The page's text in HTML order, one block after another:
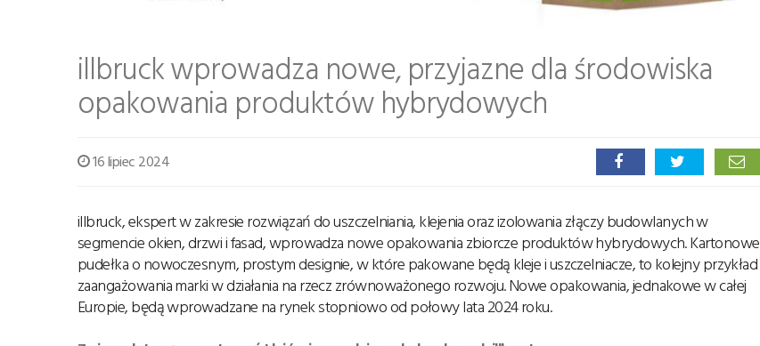
illbruck wprowadza nowe, przyjazne dla środowiska
opakowania produktów hybrydowych
16 lipiec 2024
illbruck, ekspert w zakresie rozwiązań do uszczelniania, klejenia oraz izolowania złączy budowlanych w
segmencie okien, drzwi i fasad, wprowadza nowe opakowania zbiorcze produktów hybrydowych. Kartonowe
pudełka o nowoczesnym, prostym designie, w które pakowane będą kleje i uszczelniacze, to kolejny przykład
zaangażowania marki w działania na rzecz zrównoważonego rozwoju. Nowe opakowania, jednakowe w całej
Europie, będą wprowadzane na rynek stopniowo od połowy lata 2024 roku.